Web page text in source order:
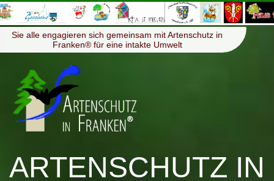
Menü ≡
Sie alle engagieren sich gemeinsam mit Artenschutz in
Franken® für eine intakte Umwelt
ARTENSCHUTZ IN